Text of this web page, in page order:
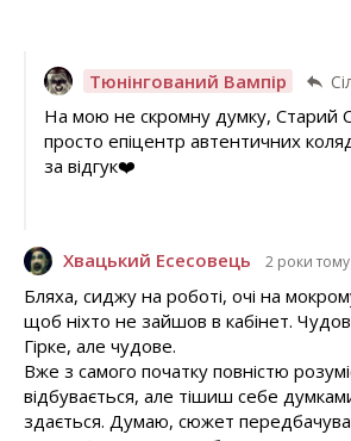
Тюнінгований Вампір
На мою не скромну думку, Старий
просто епіцентр автентичних
за відгук❤️
Хвацький Есесовець 2 роки тому
Бляха, сиджу на роботі, очі на
щоб ніхто не зайшов в кабінет.
Гірке, але чудове.
Вже з самого початку повністю
відбувається, але тішиш себе
здається. Думаю, сюжет